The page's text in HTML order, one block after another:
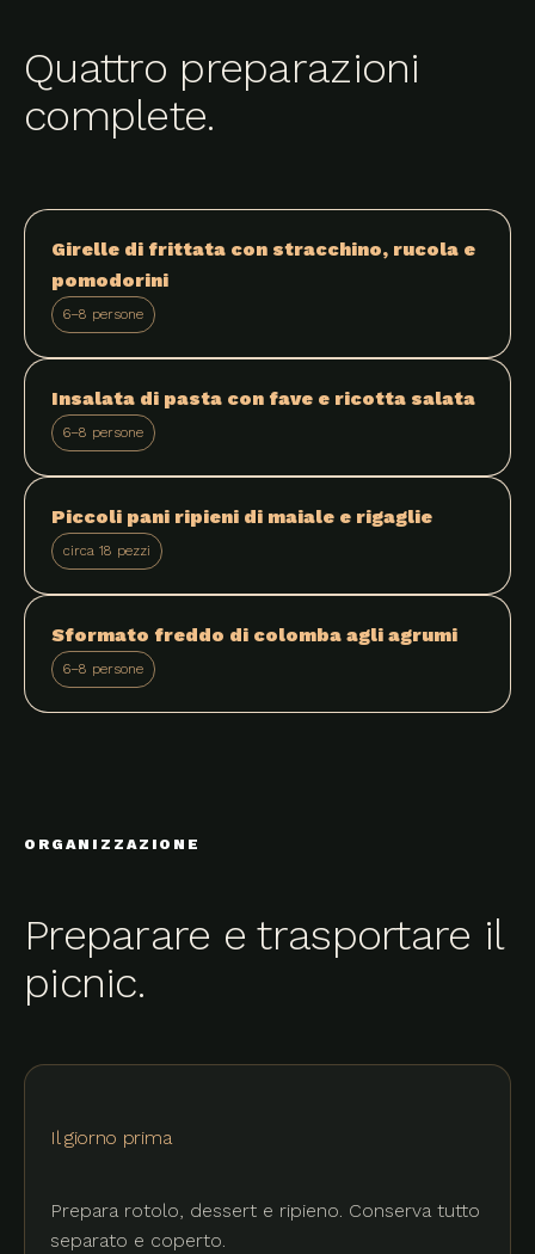
Quattro preparazioni
complete.
Girelle di frittata con stracchino, rucola e
pomodorini
6–8 persone
Insalata di pasta con fave e ricotta salata
6–8 persone
Piccoli pani ripieni di maiale e rigaglie
circa 18 pezzi
Sformato freddo di colomba agli agrumi
6–8 persone
ORGANIZZAZIONE
Preparare e trasportare il
picnic.
Il giorno prima
Prepara rotolo, dessert e ripieno. Conserva tutto
separato e coperto.